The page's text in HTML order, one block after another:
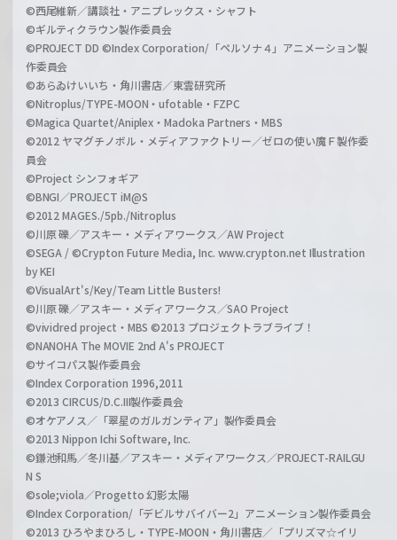
©西尾維新／講談社・アニプレックス・シャフト
©ギルティクラウン製作委員会
©PROJECT DD ©Index Corporation/「ペルソナ４」アニメーション製
作委員会
©あらゐけいいち・角川書店／東雲研究所
©Nitroplus/TYPE-MOON・ufotable・FZPC
©Magica Quartet/Aniplex・Madoka Partners・MBS
©2012 ヤマグチノボル・メディアファクトリー／ゼロの使い魔Ｆ製作委
員会
©Project シンフォギア
©BNGI／PROJECT iM@S
©2012 MAGES./5pb./Nitroplus
©川原 礫／アスキー・メディアワークス／AW Project
©SEGA / ©Crypton Future Media, Inc. www.crypton.net Illustration
by KEI
©VisualArt's/Key/Team Little Busters!
©川原 礫／アスキー・メディアワークス／SAO Project
©vividred project・MBS ©2013 プロジェクトラブライブ！
©NANOHA The MOVIE 2nd A's PROJECT
©サイコパス製作委員会
©Index Corporation 1996,2011
©2013 CIRCUS/D.C.III製作委員会
©オケアノス／「翠星のガルガンティア」製作委員会
©2013 Nippon Ichi Software, Inc.
©鎌池和馬／冬川基／アスキー・メディアワークス／PROJECT-RAILGU
N S
©sole;viola／Progetto 幻影太陽
©Index Corporation/「デビルサバイバー2」アニメーション製作委員会
©2013 ひろやまひろし・TYPE-MOON・角川書店／「プリズマ☆イリ